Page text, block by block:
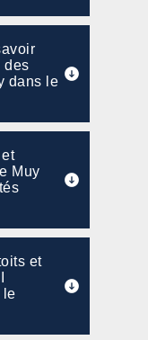
des
dans le
Muy
et
le